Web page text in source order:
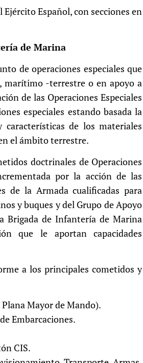
Español, con secciones en
de Marina
de operaciones especiales que
marítimo -terrestre o en apoyo a
de las Operaciones Especiales
especiales estando basada la
de los materiales
el ámbito terrestre.
doctrinales de Operaciones
por la acción de las
de la Armada cualificadas para
y buques y del Grupo de Apoyo
Brigada de Infantería de Marina
que le aportan capacidades
a los principales cometidos y
Mayor de Mando).
Embarcaciones.
CIS.